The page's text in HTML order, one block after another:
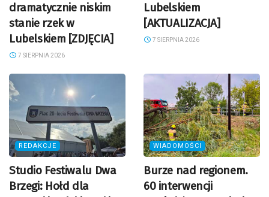
dramatycznie niskim
stanie rzek w
Lubelskiem [ZDJĘCIA]
7 SIERPNIA 2026
Lubelskiem
[AKTUALIZACJA]
7 SIERPNIA 2026
REDAKCJE
Studio Festiwalu Dwa
Brzegi: Hołd dla
WIADOMOŚCI
Burze nad regionem.
60 interwencji